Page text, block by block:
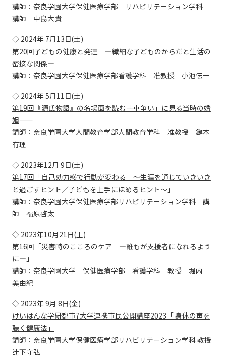
講師：奈良学園大学保健医療学部 リハビリテーション学科
講師 中島大貴
◇ 2024年 7月13日(土)
第20回子どもの健康と発達 ―繊細な子どものからだと生活の
密接な関係―
講師：奈良学園大学保健医療学部看護学科 准教授 小池伝一
◇ 2024年 5月11日(土)
第19回『源氏物語』の名場面を読む――「車争い」に見る当時の婚
姻――
講師：奈良学園大学人間教育学部人間教育学科 准教授 鍵本
有理
◇ 2023年12月 9日(土)
第17回「自己効力感で行動が変わる ～生涯を通じていきいき
と過ごすヒント／子どもを上手にほめるヒント～」
講師：奈良学園大学保健医療学部リハビリテーション学科 講
師 福原啓太
◇ 2023年10月21日(土)
第16回「災害時のこころのケア ―誰もが支援者になれるよう
に―」
講師：奈良学園大学 保健医療学部 看護学科 教授 堀内
美由紀
◇ 2023年 9月 8日(金)
けいはんな学研都市7大学連携市民公開講座2023「 身体の声を
聴く健康法」
講師：奈良学園大学保健医療学部リハビリテーション学科 教授
辻下守弘